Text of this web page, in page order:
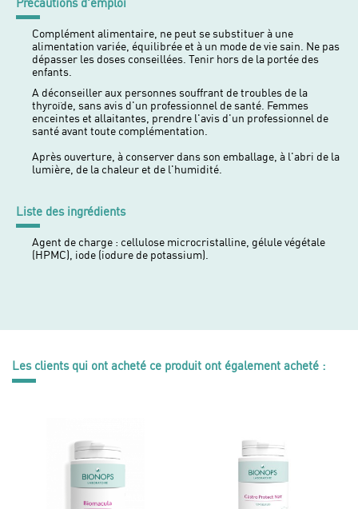
Complément alimentaire, ne peut se substituer à une
alimentation variée, équilibrée et à un mode de vie sain. Ne pas
dépasser les doses conseillées. Tenir hors de la portée des
enfants.
A déconseiller aux personnes souffrant de troubles de la
thyroïde, sans avis d'un professionnel de santé. Femmes
enceintes et allaitantes, prendre l'avis d'un professionnel de
santé avant toute complémentation.
Après ouverture, à conserver dans son emballage, à l'abri de la
lumière, de la chaleur et de l'humidité.
Liste des ingrédients
Agent de charge : cellulose microcristalline, gélule végétale
(HPMC), iode (iodure de potassium).
Les clients qui ont acheté ce produit ont également acheté :